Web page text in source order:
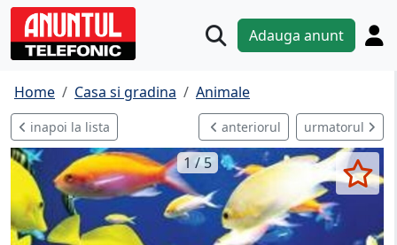
Adauga anunt
Home Casa si gradina Animale
inapoi la lista anteriorul urmatorul
1 / 5